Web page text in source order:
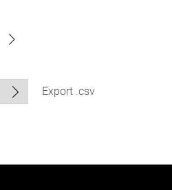
Export .csv